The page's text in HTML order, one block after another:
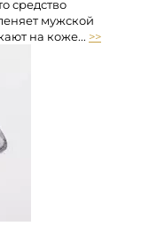
средство
мужской
на коже... >>